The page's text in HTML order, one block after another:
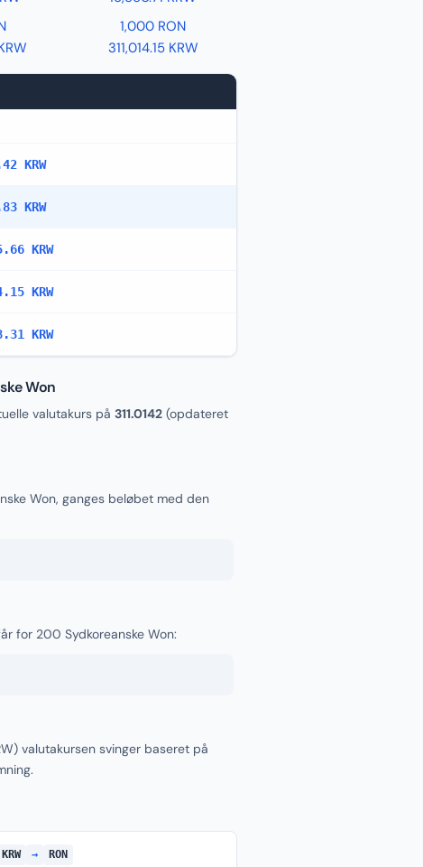
1,000 RON
311,014.15 KRW
KRW
KRW
KRW
KRW
KRW
Won
valutakurs på 311.0142 (opdateret
Won, ganges beløbet med den
for 200 Sydkoreanske Won:
valutakursen svinger baseret på
KRW → RON